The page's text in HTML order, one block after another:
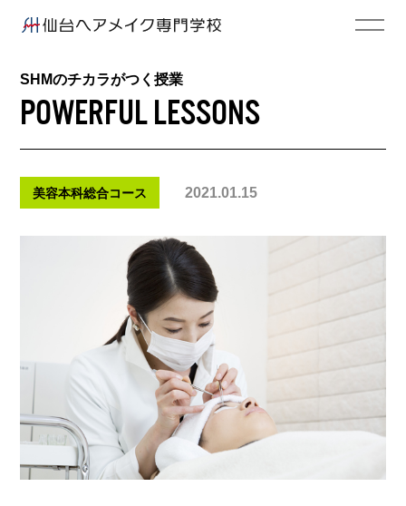
SHMのチカラがつく授業
POWERFUL LESSONS
美容本科総合コース 2021.01.15